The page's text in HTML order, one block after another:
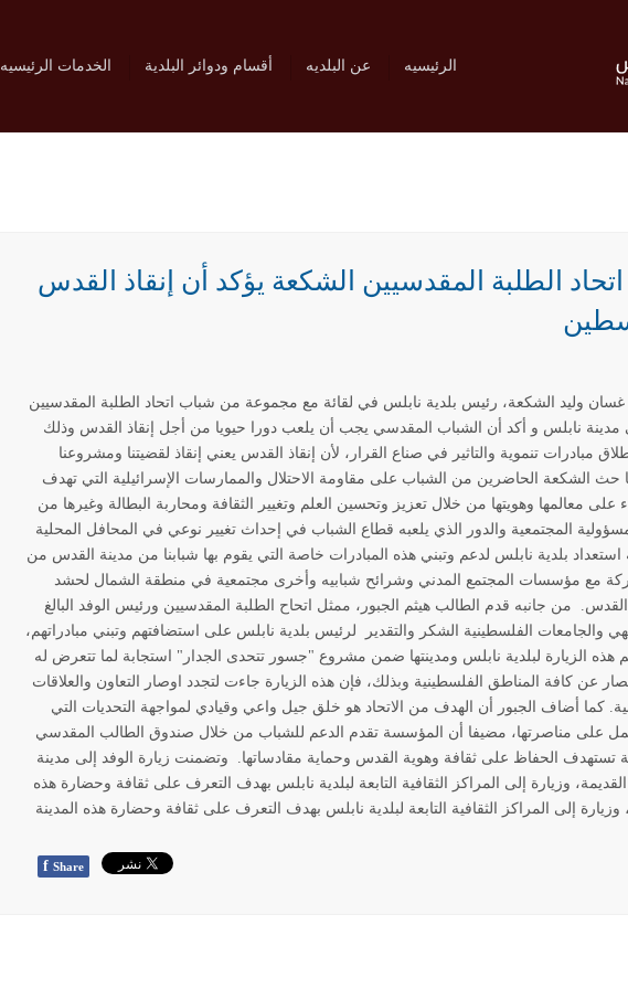
الرئيسيه عن البلديه أقسام ودوائر البلدية الخدمات الرئيسيه
اتحاد الطلبة المقدسيين الشكعة يؤكد أن إنقاذ القدس
غسان وليد الشكعة، رئيس بلدية نابلس في لقائة مع مجموعة من شباب اتحاد الطلبة المقدسيين
مدينة نابلس و أكد أن الشباب المقدسي يجب أن يلعب دورا حيويا من أجل إنقاذ القدس وذلك
مبادرات تنموية والتاثير في صناع القرار، لأن إنقاذ القدس يعني إنقاذ لقضيتنا ومشروعنا
حث الشكعة الحاضرين من الشباب على مقاومة الاحتلال والممارسات الإسرائيلية التي تهدف
على معالمها وهويتها من خلال تعزيز وتحسين العلم وتغيير الثقافة ومحاربة البطالة وغيرها من
المجتمعية والدور الذي يلعبه قطاع الشباب في إحداث تغيير نوعي في المحافل المحلية
بلدية نابلس لدعم وتبني هذه المبادرات خاصة التي يقوم بها شبابنا من مدينة القدس من
مع مؤسسات المجتمع المدني وشرائح شبابيه وأخرى مجتمعية في منطقة الشمال لحشد
القدس.
من جانبه قدم الطالب هيثم الجبور، ممثل اتحاح الطلبة المقدسيين ورئيس الوفد البالغ
لرئيس بلدية نابلس على استضافتهم وتبني مبادراتهم،
هذه الزيارة لبلدية نابلس ومدينتها ضمن مشروع "جسور تتحدى الجدار" استجابة لما تتعرض له
عن كافة المناطق الفلسطينية وبذلك، فإن هذه الزيارة جاءت لتجدد اوصار التعاون والعلاقات
كما أضاف الجبور أن الهدف من الاتحاد هو خلق جيل واعي وقيادي لمواجهة التحديات التي
على مناصرتها، مضيفا أن المؤسسة تقدم الدعم للشباب من خلال صندوق الطالب المقدسي
تستهدف الحفاظ على ثقافة وهوية القدس وحماية مقادساتها.
وتضمنت زيارة الوفد إلى مدينة
وزيارة إلى المراكز الثقافية التابعة لبلدية نابلس بهدف التعرف على ثقافة وحضارة هذه
وزيارة إلى المراكز الثقافية التابعة لبلدية نابلس بهدف التعرف على ثقافة وحضارة هذه المدينة
f Share